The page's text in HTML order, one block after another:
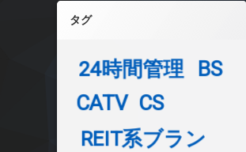
タグ
24時間管理
BS
CATV CS
REIT系ブラン